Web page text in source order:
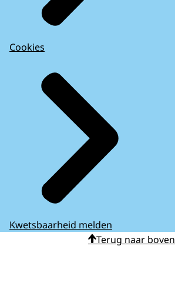
Cookies
Kwetsbaarheid melden
Terug naar boven